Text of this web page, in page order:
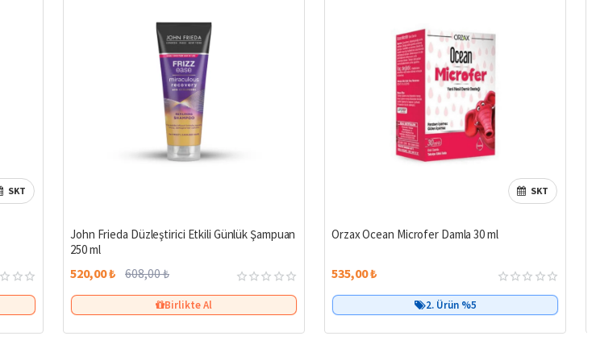
SKT
John Frieda Düzleştirici Etkili Günlük Şampuan
250 ml
520,00 ₺ 608,00 ₺
Birlikte Al
Çok Satan
SKT
Orzax Ocean Microfer Damla 30 ml
535,00 ₺
2. Ürün %5